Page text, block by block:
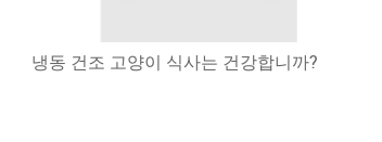
냉동 건조 고양이 식사는 건강합니까?